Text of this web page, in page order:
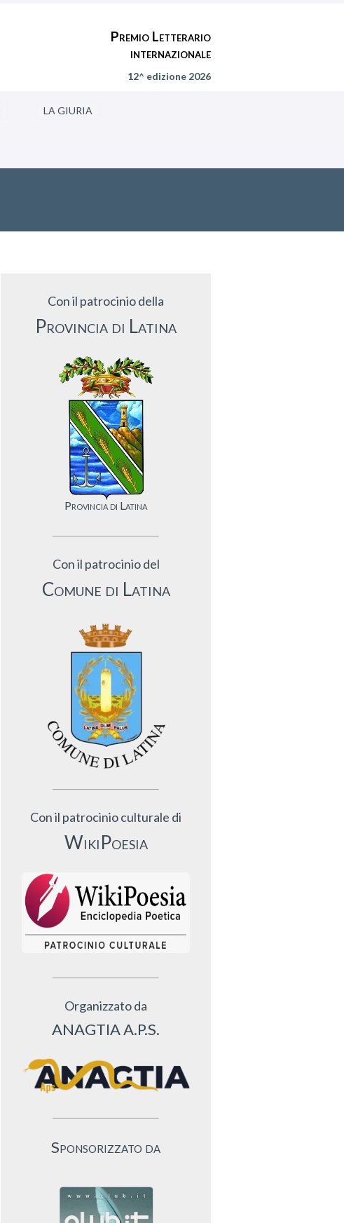
Premio Letterario
internazionale
12^ edizione 2026
LA GIURIA
Con il patrocinio della
Provincia di Latina
Provincia di Latina
Con il patrocinio del
Comune di Latina
Con il patrocinio culturale di
WikiPoesia
Organizzato da
ANAGTIA A.P.S.
Sponsorizzato da